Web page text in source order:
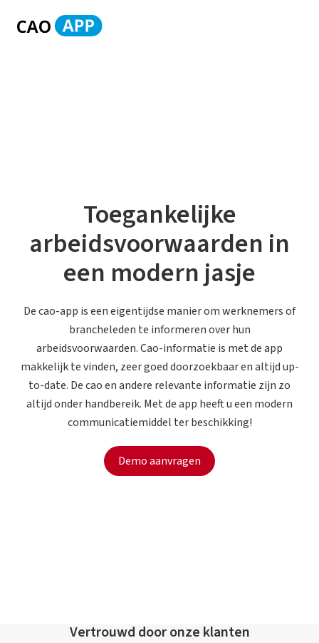
Toegankelijke
arbeidsvoorwaarden in
een modern jasje
De cao-app is een eigentijdse manier om werknemers of
brancheleden te informeren over hun
arbeidsvoorwaarden. Cao-informatie is met de app
makkelijk te vinden, zeer goed doorzoekbaar en altijd up-
to-date. De cao en andere relevante informatie zijn zo
altijd onder handbereik. Met de app heeft u een modern
communicatiemiddel ter beschikking!
Demo aanvragen
Vertrouwd door onze klanten